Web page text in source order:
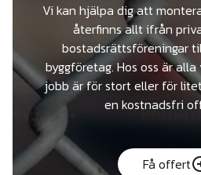
Vi kan hjälpa dig att
återfinns allt ifrån
bostadsrättsföreningar
byggföretag. Hos oss är
jobb är för stort eller för
en kostnadsfri
Få offert